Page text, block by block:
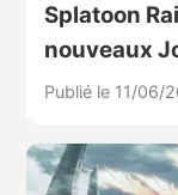
Splatoon
nouveaux
Publié le 11/06/